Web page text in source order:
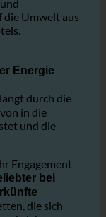
einer der
des
Umwelt aus
Energie
durch die
in die
und die
Engagement
bei